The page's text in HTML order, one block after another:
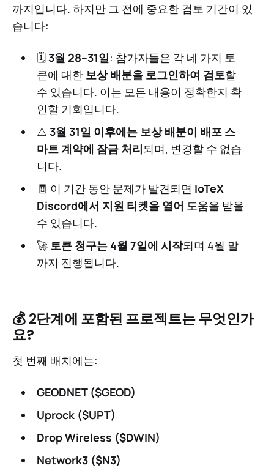
까지입니다. 하지만 그 전에 중요한 검토 기간이 있
습니다:
🗓3월 28–31일: 참가자들은 각 네 가지 토
큰에 대한 보상 배분을 로그인하여 검토할
수 있습니다. 이는 모든 내용이 정확한지 확
인할 기회입니다.
⚠️ 3월 31일 이후에는 보상 배분이 배포 스
마트 계약에 잠금 처리되며, 변경할 수 없습
니다.
🧾 이 기간 동안 문제가 발견되면 IoTeX
Discord에서 지원 티켓을 열어 도움을 받을
수 있습니다.
🚀 토큰 청구는 4월 7일에 시작되며 4월 말
까지 진행됩니다.
💰 2단계에 포함된 프로젝트는 무엇인가
요?
첫 번째 배치에는:
GEODNET ($GEOD)
Uprock ($UPT)
Drop Wireless ($DWIN)
Network3 ($N3)